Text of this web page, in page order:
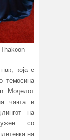
која е
темосина
Моделот
чанта и
на
со
на